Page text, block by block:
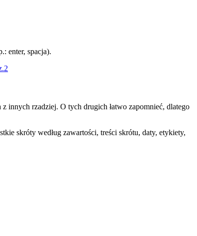
enter, spacja).
innych rzadziej. O tych drugich łatwo zapomnieć, dlatego
skróty według zawartości, treści skrótu, daty, etykiety,